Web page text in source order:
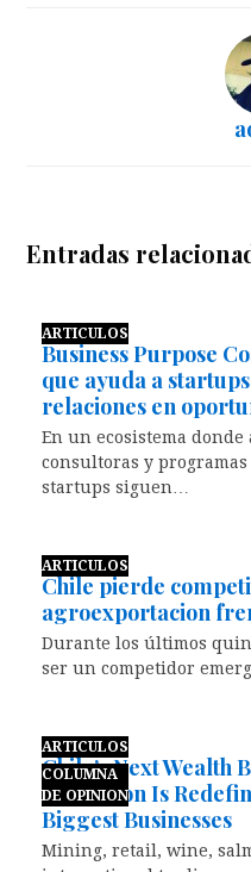
Entradas
ARTICULOS
Business Purpose
que ayuda a
relaciones en
En un ecosistema
consultoras y
startups siguen…
ARTICULOS
Chile pierde
agroexportacion
Durante los últimos
ser un competidor
ARTICULOS
COLUMNA
DE OPINION
Chile’s Next Wealth
Transition Is
Biggest Businesses
Mining, retail, wine,